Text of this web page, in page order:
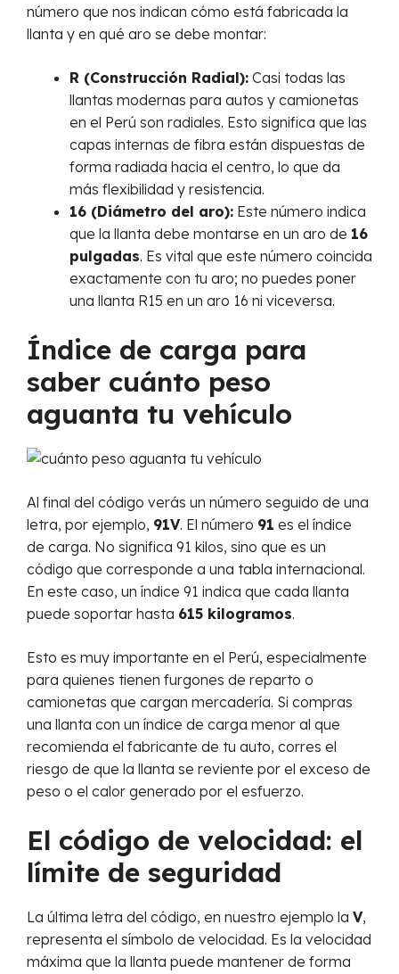
número que nos indican cómo está fabricada la
llanta y en qué aro se debe montar:
R (Construcción Radial): Casi todas las
llantas modernas para autos y camionetas
en el Perú son radiales. Esto significa que las
capas internas de fibra están dispuestas de
forma radiada hacia el centro, lo que da
más flexibilidad y resistencia.
16 (Diámetro del aro): Este número indica
que la llanta debe montarse en un aro de 16
pulgadas. Es vital que este número coincida
exactamente con tu aro; no puedes poner
una llanta R15 en un aro 16 ni viceversa.
Índice de carga para
saber cuánto peso
aguanta tu vehículo
Al final del código verás un número seguido de una
letra, por ejemplo, 91V. El número 91 es el índice
de carga. No significa 91 kilos, sino que es un
código que corresponde a una tabla internacional.
En este caso, un índice 91 indica que cada llanta
puede soportar hasta 615 kilogramos.
Esto es muy importante en el Perú, especialmente
para quienes tienen furgones de reparto o
camionetas que cargan mercadería. Si compras
una llanta con un índice de carga menor al que
recomienda el fabricante de tu auto, corres el
riesgo de que la llanta se reviente por el exceso de
peso o el calor generado por el esfuerzo.
El código de velocidad: el
límite de seguridad
La última letra del código, en nuestro ejemplo la V,
representa el símbolo de velocidad. Es la velocidad
máxima que la llanta puede mantener de forma